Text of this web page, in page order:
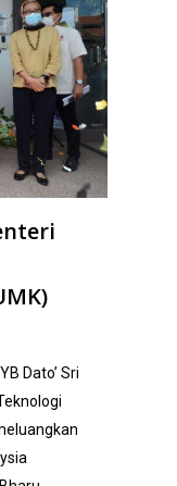
Dato’ Sri